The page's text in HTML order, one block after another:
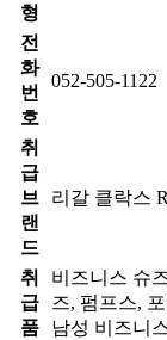
형
전
화
번
호
052-505-1122
취
급
브
랜
드
리갈 클락스
취
급
품
비즈니스 슈
즈, 펌프스,
남성 비즈니